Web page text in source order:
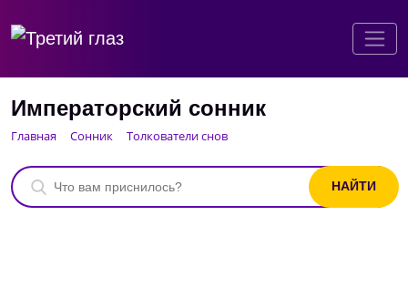
Императорский сонник
Главная Сонник Толкователи снов